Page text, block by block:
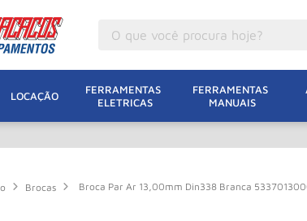
LOCAÇÃO
FERRAMENTAS
ELETRICAS
FERRAMENTAS
MANUAIS
Brocas Broca Par Ar 13,00mm Din338 Branca
1º Macacos